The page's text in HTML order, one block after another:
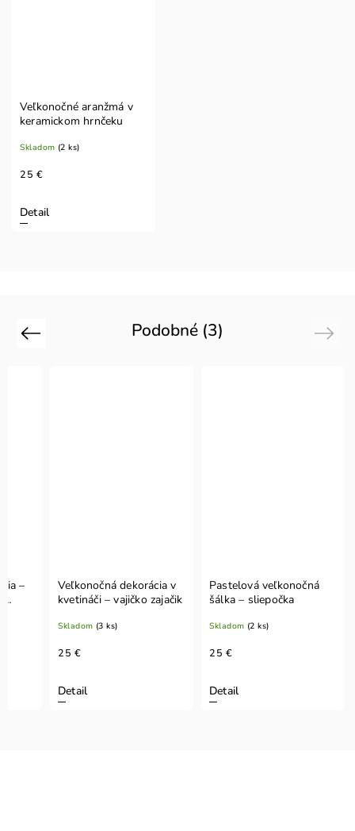
Veľkonočné aranžmá v
keramickom hrnčeku
Skladom (2 ks)
25 €
Detail
Podobné (3)
Previous
–
Veľkonočná dekorácia v
kvetináči – vajičko zajačik
Skladom (3 ks)
25 €
Detail
Pastelová veľkonočná
šálka – sliepočka
Skladom (2 ks)
25 €
Detail
Next